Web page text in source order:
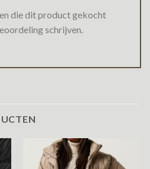
die dit product gekocht
schrijven.